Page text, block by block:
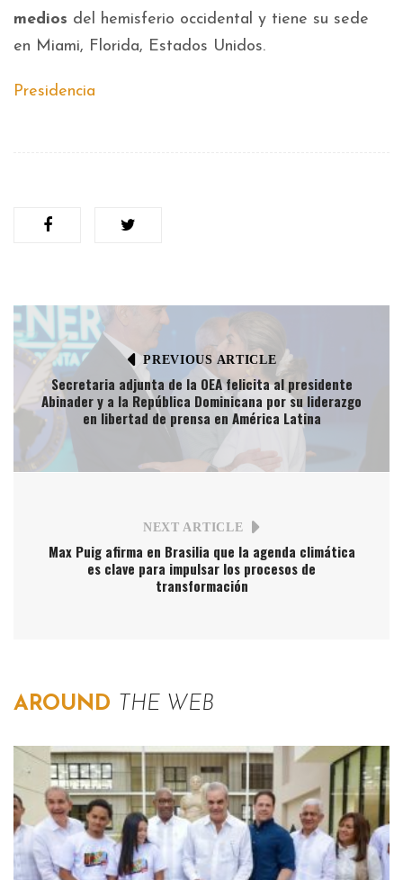
medios del hemisferio occidental y tiene su sede
en Miami, Florida, Estados Unidos.
Presidencia
PREVIOUS ARTICLE
Secretaria adjunta de la OEA felicita al presidente
Abinader y a la República Dominicana por su liderazgo
en libertad de prensa en América Latina
NEXT ARTICLE
Max Puig afirma en Brasilia que la agenda climática
es clave para impulsar los procesos de
transformación
AROUND THE WEB